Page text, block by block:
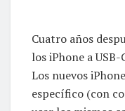
Cuatro años
los iPhone a
Los nuevos
específico (con